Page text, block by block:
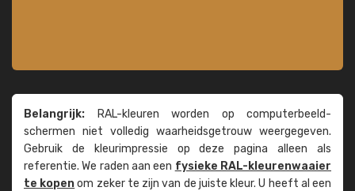
Belangrijk: RAL-kleuren worden op computer­beeld­
schermen niet volledig waarheids­­getrouw weer­gegeven.
Gebruik de kleur­impressie op deze pagina alleen als
referentie. We raden aan een fysieke RAL-kleuren­waaier
te kopenom zeker te zijn van de juiste kleur. U heeft al een